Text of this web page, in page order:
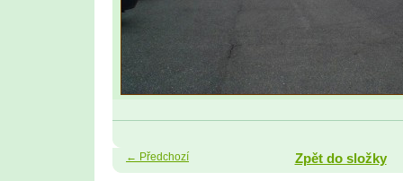
← Předchozí Zpět do složky